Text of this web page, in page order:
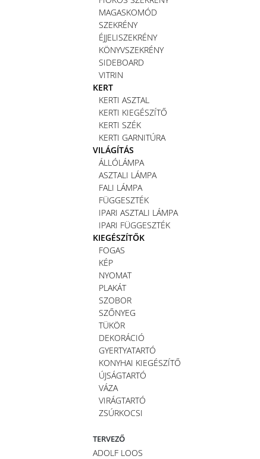
MAGASKOMÓD
SZEKRÉNY
ÉJJELISZEKRÉNY
KÖNYVSZEKRÉNY
SIDEBOARD
VITRIN
KERT
KERTI ASZTAL
KERTI KIEGÉSZÍTŐ
KERTI SZÉK
KERTI GARNITÚRA
VILÁGÍTÁS
ÁLLÓLÁMPA
ASZTALI LÁMPA
FALI LÁMPA
FÜGGESZTÉK
IPARI ASZTALI LÁMPA
IPARI FÜGGESZTÉK
KIEGÉSZÍTŐK
FOGAS
KÉP
NYOMAT
PLAKÁT
SZOBOR
SZŐNYEG
TÜKÖR
DEKORÁCIÓ
GYERTYATARTÓ
KONYHAI KIEGÉSZÍTŐ
ÚJSÁGTARTÓ
VÁZA
VIRÁGTARTÓ
ZSÚRKOCSI
TERVEZŐ
ADOLF LOOS